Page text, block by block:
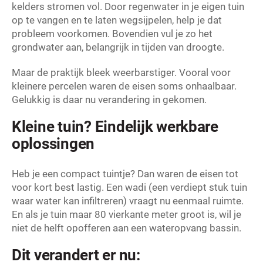
kelders stromen vol. Door regenwater in je eigen tuin
op te vangen en te laten wegsijpelen, help je dat
probleem voorkomen. Bovendien vul je zo het
grondwater aan, belangrijk in tijden van droogte.
Maar de praktijk bleek weerbarstiger. Vooral voor
kleinere percelen waren de eisen soms onhaalbaar.
Gelukkig is daar nu verandering in gekomen.
Kleine tuin? Eindelijk werkbare
oplossingen
Heb je een compact tuintje? Dan waren de eisen tot
voor kort best lastig. Een wadi (een verdiept stuk tuin
waar water kan infiltreren) vraagt nu eenmaal ruimte.
En als je tuin maar 80 vierkante meter groot is, wil je
niet de helft opofferen aan een wateropvang bassin.
Dit verandert er nu: